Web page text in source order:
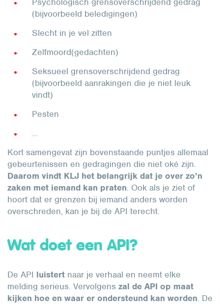
(bijvoorbeeld beledigingen)
Slecht in je vel zitten
Zelfmoord(gedachten)
Seksueel grensoverschrijdend gedrag
(bijvoorbeeld aanrakingen die je niet leuk
vindt)
Pesten
...
Kort samengevat zijn bovenstaande puntjes allemaal
gebeurtenissen en gedragingen die niet oké zijn.
Daarom vindt KLJ het belangrijk dat je over zo’n
zaken met iemand kan praten. Ook als je ziet of
hoort dat er grenzen bij iemand anders worden
overschreden, kan je bij de API terecht.
Wat doet een API?
De API luistert naar je verhaal en neemt elke
melding serieus. Vervolgens zal de API op maat
kijken hoe en waar er ondersteund kan worden. De